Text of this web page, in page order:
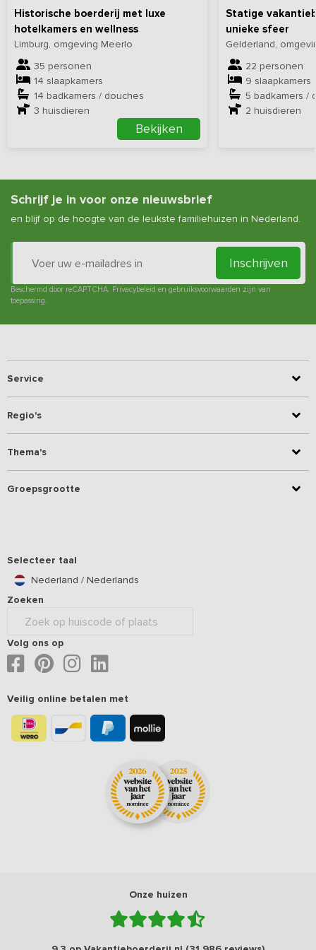
Historische boerderij met luxe
hotelkamers en wellness
Limburg, omgeving Meerlo
35 personen
14 slaapkamers
14 badkamers / douches
3 huisdieren
Bekijken
Statige
unieke sfeer
Gelderland,
22 personen
9 slaapkamers
5 badkamers /
2 huisdieren
Schrijf je in voor onze nieuwsbrief
en blijf op de hoogte van de leukste familiehuizen in Nederland.
Inschrijven
Beschermd door reCAPTCHA. Privacybeleid en gebruiksvoorwaarden zijn van
toepassing.
Service
Regio's
Thema's
Groepsgrootte
Selecteer taal
Nederland / Nederlands
Zoeken
Volg ons op
Veilig online betalen met
Onze huizen